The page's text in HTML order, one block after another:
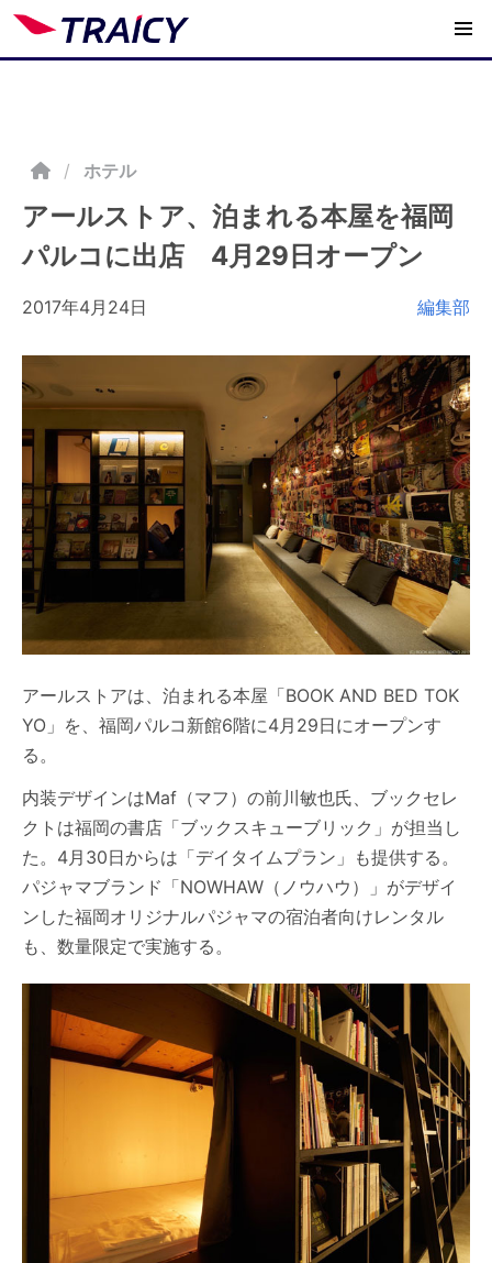
/ ホテル
アールストア、泊まれる本屋を福岡
パルコに出店 4月29日オープン
2017年4月24日 編集部
アールストアは、泊まれる本屋「BOOK AND BED TOK
YO」を、福岡パルコ新館6階に4月29日にオープンす
る。
内装デザインはMaf（マフ）の前川敏也氏、ブックセレ
クトは福岡の書店「ブックスキューブリック」が担当し
た。4月30日からは「デイタイムプラン」も提供する。
パジャマブランド「NOWHAW（ノウハウ）」がデザイ
ンした福岡オリジナルパジャマの宿泊者向けレンタル
も、数量限定で実施する。